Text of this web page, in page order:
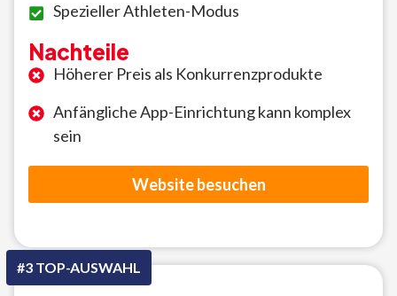
Spezieller Athleten-Modus
Nachteile
Höherer Preis als Konkurrenzprodukte
Anfängliche App-Einrichtung kann komplex
sein
Website besuchen
#3 TOP-AUSWAHL